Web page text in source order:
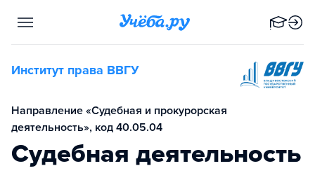
Институт права ВВГУ
Направление «Судебная и прокурорская
деятельность», код 40.05.04
Судебная деятельность